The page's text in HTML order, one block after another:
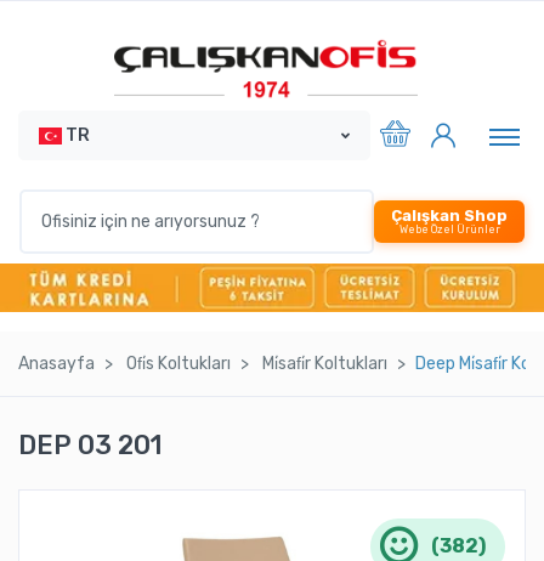
TR
Çalışkan Shop
Webe Özel Ürünler
Anasayfa Ofi̇s Koltukları Mi̇safi̇r Koltukları Deep Mi̇safi̇r
DEP 03 201
(382)